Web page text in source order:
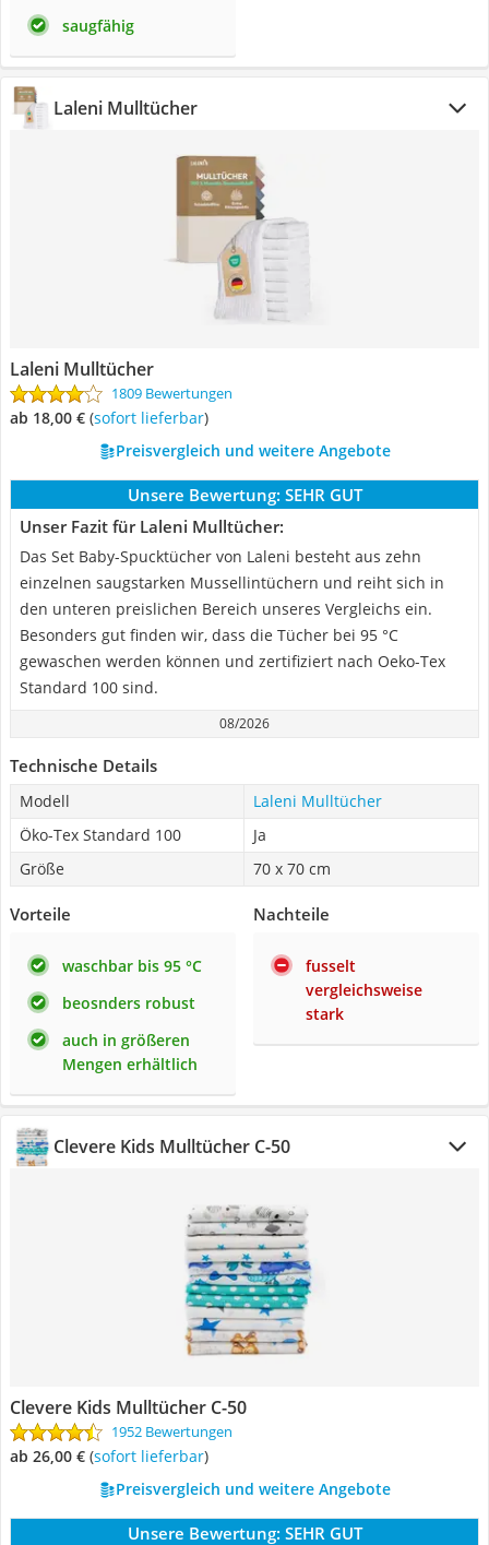
saugfähig
Laleni Mulltücher
Laleni Mulltücher
1809 Bewertungen
ab 18,00 € ( Sofort lieferbar)
Preisvergleich und weitere Angebote
Unsere Bewertung: SEHR GUT
Unser Fazit für Laleni Mulltücher:
Das Set Baby-Spucktücher von Laleni besteht aus zehn
einzelnen saugstarken Mussellintüchern und reiht sich in
den unteren preislichen Bereich unseres Vergleichs ein.
Besonders gut finden wir, dass die Tücher bei 95 °C
gewaschen werden können und zertifiziert nach Oeko-Tex
Standard 100 sind.
08/2026
Technische Details
Modell
Laleni Mulltücher
Öko-Tex Standard 100
Ja
Größe
70 x 70 cm
Vorteile
waschbar bis 95 °C
beosnders robust
auch in größeren
Mengen erhältlich
Nachteile
fusselt
vergleichsweise
stark
Clevere Kids Mulltücher C-50
Clevere Kids Mulltücher C-50
1952 Bewertungen
ab 26,00 € ( Sofort lieferbar)
Preisvergleich und weitere Angebote
Unsere Bewertung: SEHR GUT